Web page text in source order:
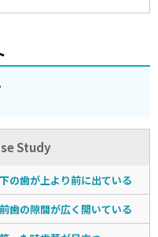
Study
下の歯が上より前に出ている
前歯の隙間が広く開いている